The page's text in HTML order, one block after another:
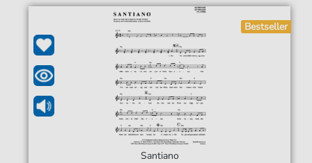
Bestseller
Santiano